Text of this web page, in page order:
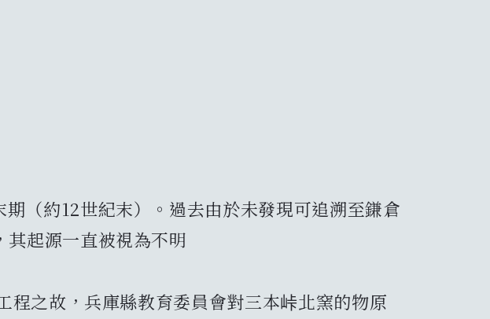
（約12世紀末）。過去由於未發現可追溯至鎌倉
起源一直被視為不明
程之故，兵庫縣教育委員會對三本峠北窯的物原